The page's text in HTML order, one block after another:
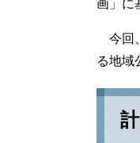
画」に
今回
る地域